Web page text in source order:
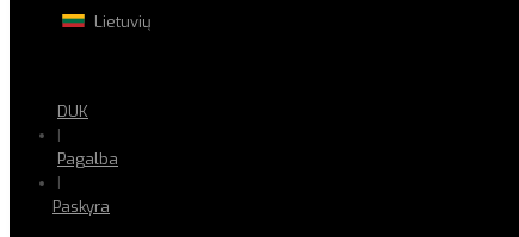
Lietuvių
DUK
|
Pagalba
|
Paskyra